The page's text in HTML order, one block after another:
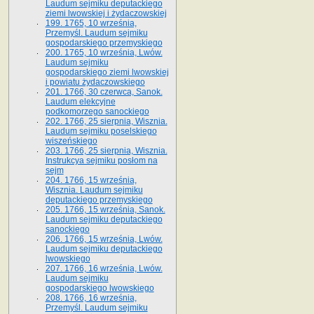
Laudum sejmiku deputackiego
ziemi lwowskiej i żydaczowskiej
199. 1765, 10 września,
Przemyśl. Laudum sejmiku
gospodarskiego przemyskiego
200. 1765, 10 września, Lwów.
Laudum sejmiku
gospodarskiego ziemi lwowskiej
i powiatu żydaczowskiego
201. 1766, 30 czerwca, Sanok.
Laudum elekcyjne
podkomorzego sanockiego
202. 1766, 25 sierpnia, Wisznia.
Laudum sejmiku poselskiego
wiszeńskiego
203. 1766, 25 sierpnia, Wisznia.
Instrukcya sejmiku posłom na
sejm
204. 1766, 15 września,
Wisznia. Laudum sejmiku
deputackiego przemyskiego
205. 1766, 15 września, Sanok.
Laudum sejmiku deputackiego
sanockiego
206. 1766, 15 września, Lwów.
Laudum sejmiku deputackiego
lwowskiego
207. 1766, 16 września, Lwów.
Laudum sejmiku
gospodarskiego lwowskiego
208. 1766, 16 września,
Przemyśl. Laudum sejmiku